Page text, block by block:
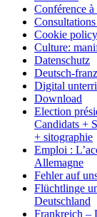
Conférence
Cookie
Culture:
Datenschutz
Deutsch-
Digital
Download
Election
Candidats +
+ sitographie
Emploi :
Allemagne
Fehler auf
Flüchtlinge
Deutschland
Frankreich –